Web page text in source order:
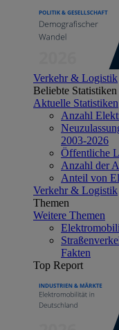
Verkehr & Logistik
Beliebte Statistiken
Aktuelle Statistiken
Anzahl
2003-2026
Öffentliche
Anzahl der
Anteil von
Verkehr & Logistik
Themen
Weitere Themen
Fakten
Top Report